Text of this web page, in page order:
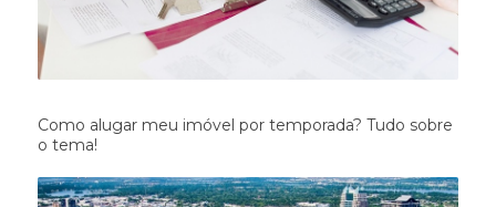
Como alugar meu imóvel por temporada? Tudo sobre
o tema!